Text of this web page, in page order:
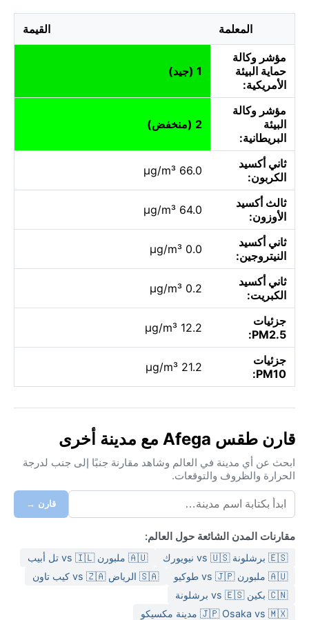
المعلمة القيمة
مؤشر وكالة
حماية البيئة
الأمريكية:
1 (جيد)
مؤشر وكالة
البيئة
البريطانية:
2 (منخفض)
ثاني أكسيد
الكربون:
66.0 µg/m³
ثالث أكسيد
الأوزون:
64.0 µg/m³
ثاني أكسيد
النيتروجين:
0.0 µg/m³
ثاني أكسيد
الكبريت:
0.2 µg/m³
جزئيات
PM2.5:
12.2 µg/m³
جزئيات
PM10:
21.2 µg/m³
قارن طقس Afega مع مدينة أخرى
ابحث عن أي مدينة في العالم وشاهد مقارنة جنبًا إلى جنب لدرجة
الحرارة والظروف والتوقعات.
قارن →
مقارنات المدن الشائعة حول العالم:
🇪🇸 برشلونة vs 🇺🇸 نيويورك
🇦🇺 ملبورن vs 🇮🇱 تل أبيب
🇦🇺 ملبورن vs 🇯🇵 طوكيو
🇸🇦 الرياض vs 🇿🇦 كيب تاون
🇨🇳 بكين vs 🇪🇸 برشلونة
🇯🇵 Osaka vs 🇲🇽 مدينة مكسيكو